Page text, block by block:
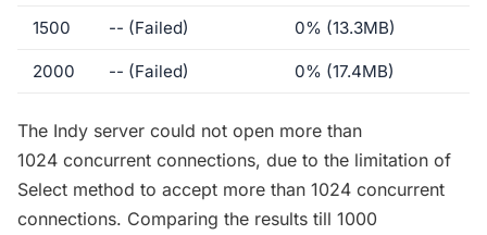
1500 -- (Failed) 0% (13.3MB)
2000 -- (Failed) 0% (17.4MB)
The Indy server could not open more than
1024 concurrent connections, due to the limitation of
Select method to accept more than 1024 concurrent
connections. Comparing the results till 1000